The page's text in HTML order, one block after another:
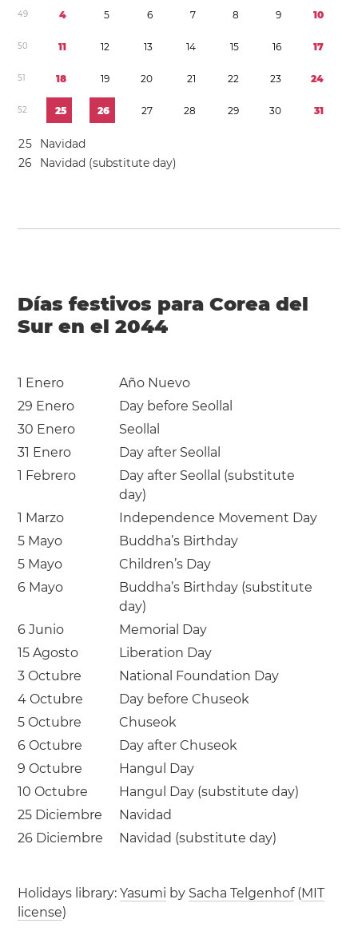
49 4 5 6 7 8 9 10
50 11 12 13 14 15 16 17
51 18 19 20 21 22 23 24
52 25 26 27 28 29 30 31
25
Navidad
26 Navidad (substitute day)
Días festivos para Corea del
Sur en el 2044
1 Enero
Año Nuevo
29 Enero
Day before Seollal
30 Enero
Seollal
31 Enero
Day after Seollal
1 Febrero
Day after Seollal (substitute
day)
1 Marzo
Independence Movement Day
5 Mayo
Buddha’s Birthday
5 Mayo
Children’s Day
6 Mayo
Buddha’s Birthday (substitute
day)
6 Junio
Memorial Day
15 Agosto
Liberation Day
3 Octubre
National Foundation Day
4 Octubre
Day before Chuseok
5 Octubre
Chuseok
6 Octubre
Day after Chuseok
9 Octubre
Hangul Day
10 Octubre
Hangul Day (substitute day)
25 Diciembre
Navidad
26 Diciembre
Navidad (substitute day)
Holidays library:Yasumi by Sacha Telgenhof(MIT
license)